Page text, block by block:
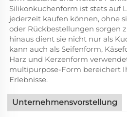
Silikonkuchenform ist stets auf
jederzeit kaufen können, ohne
oder Rückbestellungen sorgen
hinaus dient sie nicht nur als
kann auch als Seifenform,
Harz und Kerzenform
multipurpose-Form bereichert
Erlebnisse.
Unternehmensvorstellung